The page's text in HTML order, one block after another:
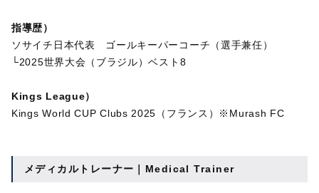
指導歴）
ソサイチ日本代表 ゴールキーパーコーチ（選手兼任）
└2025世界大会（ブラジル）ベスト8
Kings League）
Kings World CUP Clubs 2025（フランス）※Murash FC
メディカルトレーナー｜Medical Trainer